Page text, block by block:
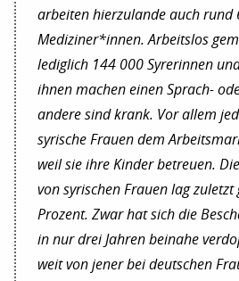
arbeiten hierzulande auch rund
Mediziner*innen. Arbeitslos
lediglich 144 000 Syrerinnen
ihnen machen einen Sprach-
andere sind krank. Vor allem
syrische Frauen dem
weil sie ihre Kinder betreuen.
von syrischen Frauen lag
Prozent. Zwar hat sich die
in nur drei Jahren beinahe
weit von jener bei deutschen